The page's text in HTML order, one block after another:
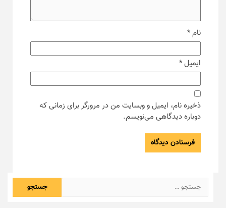
نام*
ایمیل*
ذخیره نام، ایمیل و وبسایت من در مرورگر برای زمانی که
دوباره دیدگاهی می‌نویسم.
جستجو
برای: